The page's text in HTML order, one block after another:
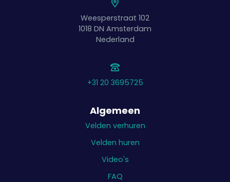
Weesperstraat 102
1018 DN Amsterdam
Nederland
+31 20 3695725
Algemeen
Velden verhuren
Velden huren
Video's
FAQ